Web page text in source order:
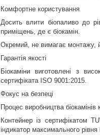
Комфортне користування
Досить влити біопаливо до
приміщень, де є біокамін.
Окремий, не вимагає монтажу,
Гарантія якості
Біокаміни виготовлені з
сертифіката ISO 9001:2015.
Фокус на безпеці
Процес виробництва
Контейнер із сертифікатом
індикатор максимального рівня